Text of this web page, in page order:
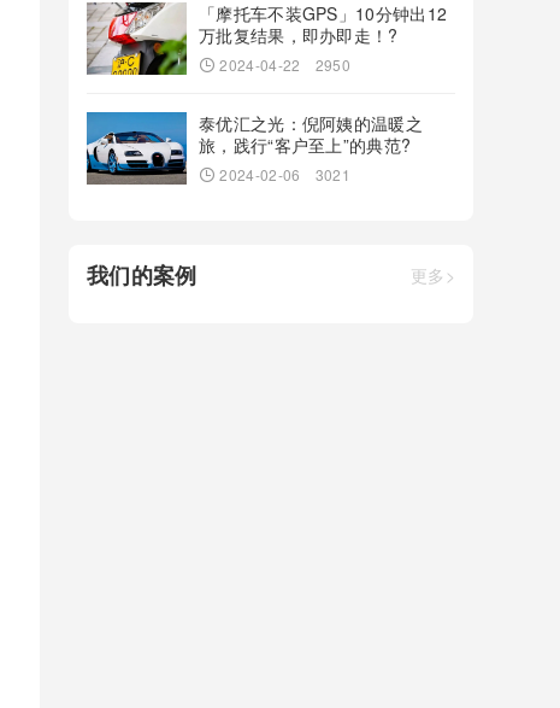
「摩托车不装GPS」10分钟出12
万批复结果，即办即走！?
2024-04-22 2950
泰优汇之光：倪阿姨的温暖之
旅，践行“客户至上”的典范?
2024-02-06 3021
我们的案例 更多>